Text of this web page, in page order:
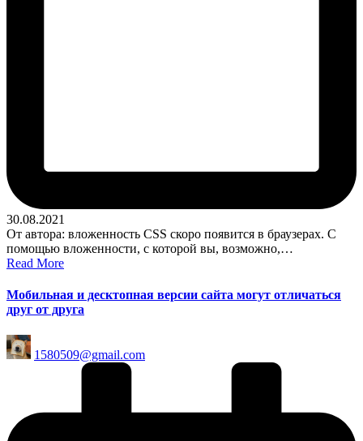
30.08.2021
От автора: вложенность CSS скоро появится в браузерах. С
помощью вложенности, с которой вы, возможно,…
Read More
Мобильная и десктопная версии сайта могут отличаться
друг от друга
Posted
by
1580509@gmail.com